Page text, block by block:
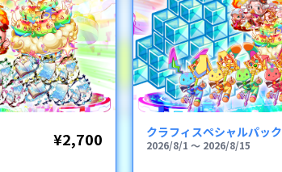
¥2,700 クラフィスペシャルパック
2026/8/1 〜 2026/8/15